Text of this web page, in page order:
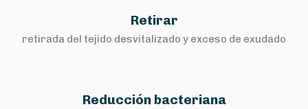
Retirar
retirada del tejido desvitalizado y exceso de exudado
Reducción bacteriana